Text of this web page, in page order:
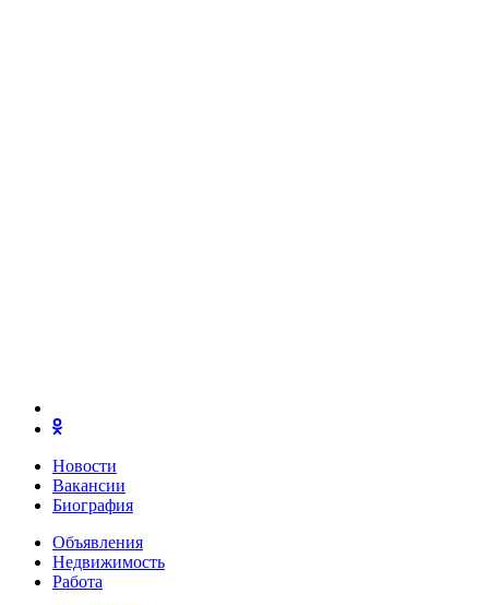
Новости
Вакансии
Биография
Объявления
Недвижимость
Работа